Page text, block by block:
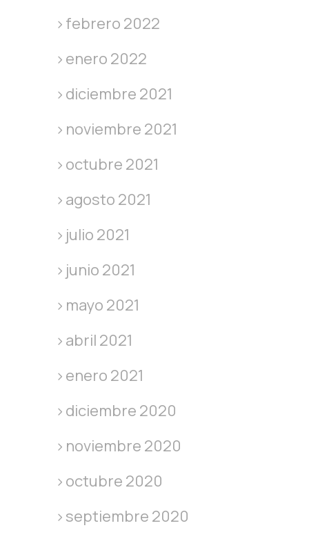
febrero 2022
enero 2022
diciembre 2021
noviembre 2021
octubre 2021
agosto 2021
julio 2021
junio 2021
mayo 2021
abril 2021
enero 2021
diciembre 2020
noviembre 2020
octubre 2020
septiembre 2020